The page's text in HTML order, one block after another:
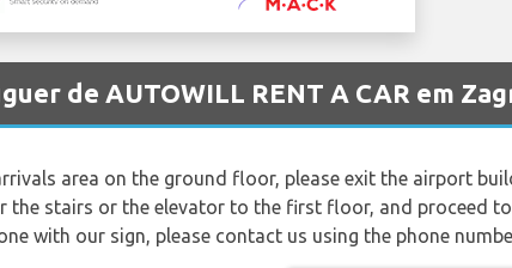
de AUTOWILL RENT A CAR em
area on the ground floor, please exit the airport
the stairs or the elevator to the first floor, and proceed
with our sign, please contact us using the phone